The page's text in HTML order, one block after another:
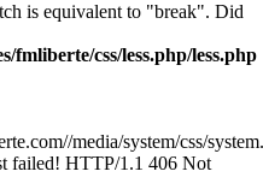
is equivalent to "break". Did
fmliberte/css/less.php/less.php
media/system/css/
failed! HTTP/1.1 406 Not